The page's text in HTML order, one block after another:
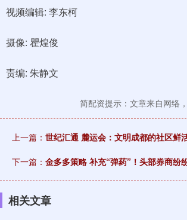
视频编辑: 李东柯
摄像: 瞿煌俊
责编: 朱静文
简配资提示：文章来自网络
上一篇： 世纪汇通 麓运会：文明成都的社区鲜
下一篇： 金多多策略 补充“弹药”！头部券商纷
相关文章